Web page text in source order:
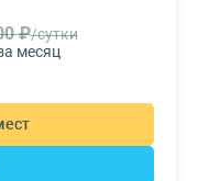
₽/сутки
месяц